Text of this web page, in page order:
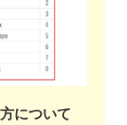
について